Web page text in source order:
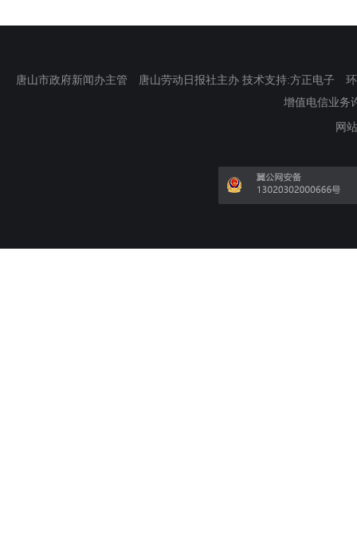
唐山市政府新闻办主管 唐山劳动日报社主办 技术支持:方正电子
增值电信业务
网